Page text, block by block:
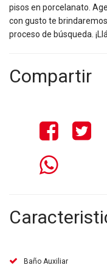
pisos en porcelanato.
con gusto te
proceso de búsqueda.
Compartir
Baño Auxiliar